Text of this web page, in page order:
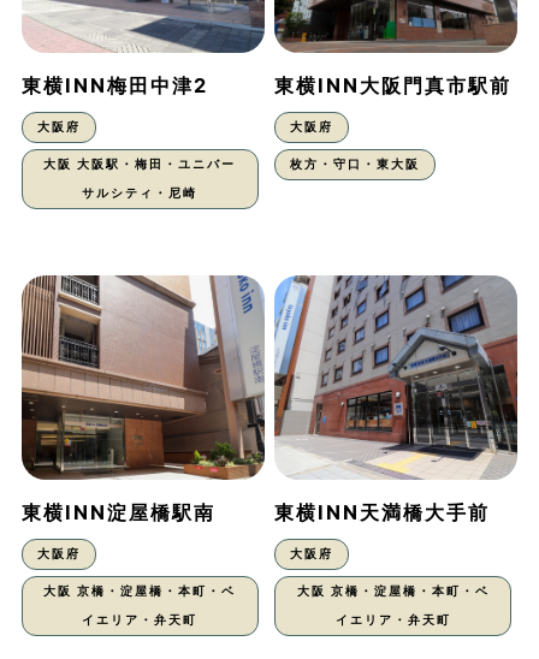
東横INN梅田中津2
大阪府
大阪 大阪駅・梅田・ユニバー
サルシティ・尼崎
東横INN大阪門真市駅前
大阪府
枚方・守口・東大阪
東横INN淀屋橋駅南
大阪府
大阪 京橋・淀屋橋・本町・ベ
イエリア・弁天町
東横INN天満橋大手前
大阪府
大阪 京橋・淀屋橋・本町・ベ
イエリア・弁天町